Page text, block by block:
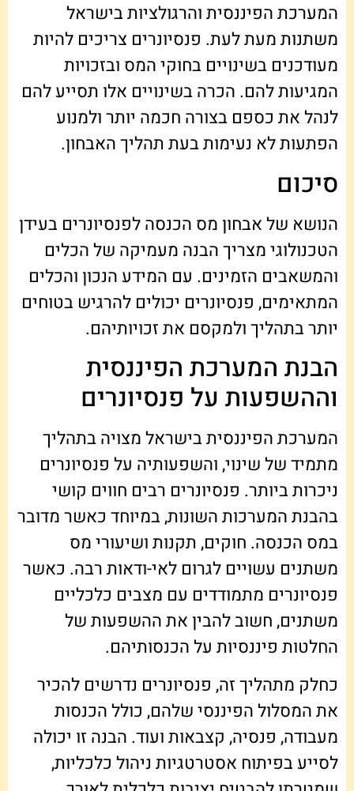
המערכת הפיננסית והרגולציות בישראל
משתנות מעת לעת. פנסיונרים צריכים להיות
מעודכנים בשינויים בחוקי המס ובזכויות
המגיעות להם. הכרה בשינויים אלו תסייע להם
לנהל את כספם בצורה חכמה יותר ולמנוע
הפתעות לא נעימות בעת תהליך האבחון.
סיכום
הנושא של אבחון מס הכנסה לפנסיונרים בעידן
הטכנולוגי מצריך הבנה מעמיקה של הכלים
והמשאבים הזמינים. עם המידע הנכון והכלים
המתאימים, פנסיונרים יכולים להרגיש בטוחים
יותר בתהליך ולמקסם את זכויותיהם.
הבנת המערכת הפיננסית
וההשפעות על פנסיונרים
המערכת הפיננסית בישראל מצויה בתהליך
מתמיד של שינוי, והשפעותיה על פנסיונרים
ניכרות ביותר. פנסיונרים רבים חווים קושי
בהבנת המערכות השונות, במיוחד כאשר מדובר
במס הכנסה. חוקים, תקנות ושיעורי מס
משתנים עשויים לגרום לאי-ודאות רבה. כאשר
פנסיונרים מתמודדים עם מצבים כלכליים
משתנים, חשוב להבין את ההשפעות של
החלטות פיננסיות על הכנסותיהם.
כחלק מתהליך זה, פנסיונרים נדרשים להכיר
את המסלול הפיננסי שלהם, כולל הכנסות
מעבודה, פנסיה, קצבאות ועוד. הבנה זו יכולה
לסייע בפיתוח אסטרטגיות ניהול כלכליות,